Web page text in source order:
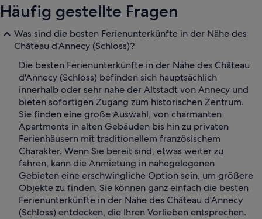
Häufig gestellte Fragen
Was sind die besten Ferienunterkünfte in der Nähe des
Château d'Annecy (Schloss)?
Die besten Ferienunterkünfte in der Nähe des Château
d'Annecy (Schloss) befinden sich hauptsächlich
innerhalb oder sehr nahe der Altstadt von Annecy und
bieten sofortigen Zugang zum historischen Zentrum.
Sie finden eine große Auswahl, von charmanten
Apartments in alten Gebäuden bis hin zu privaten
Ferienhäusern mit traditionellem französischem
Charakter. Wenn Sie bereit sind, etwas weiter zu
fahren, kann die Anmietung in nahegelegenen
Gebieten eine erschwingliche Option sein, um größere
Objekte zu finden. Sie können ganz einfach die besten
Ferienunterkünfte in der Nähe des Château d'Annecy
(Schloss) entdecken, die Ihren Vorlieben entsprechen.